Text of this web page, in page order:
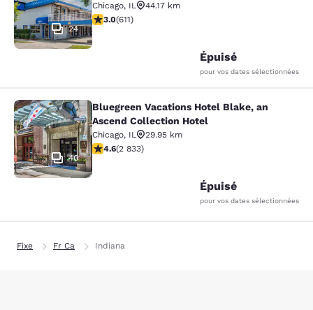
24
Chicago, IL
44.17 km
2.98 étoiles. Moyen. 611 commentaires
3.0(611)
Épuisé
pour vos dates sélectionnées
Bluegreen Vacations Hotel Blake,
40
Bluegreen Vacations Hotel Blake, an
Ascend Collection Hotel
Chicago, IL
29.95 km
4.59 étoiles. Excellent. 2833 commentaires
4.6(2 833)
Épuisé
pour vos dates sélectionnées
Fixe Fr Ca Indiana